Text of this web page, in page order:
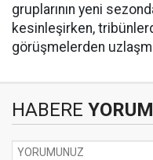
gruplarının yeni
kesinleşirken,
görüşmelerden
HABERE